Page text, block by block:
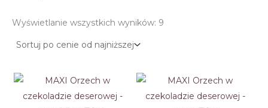
Wyświetlanie wszystkich wyników: 9